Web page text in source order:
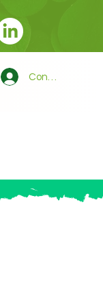
Connexion